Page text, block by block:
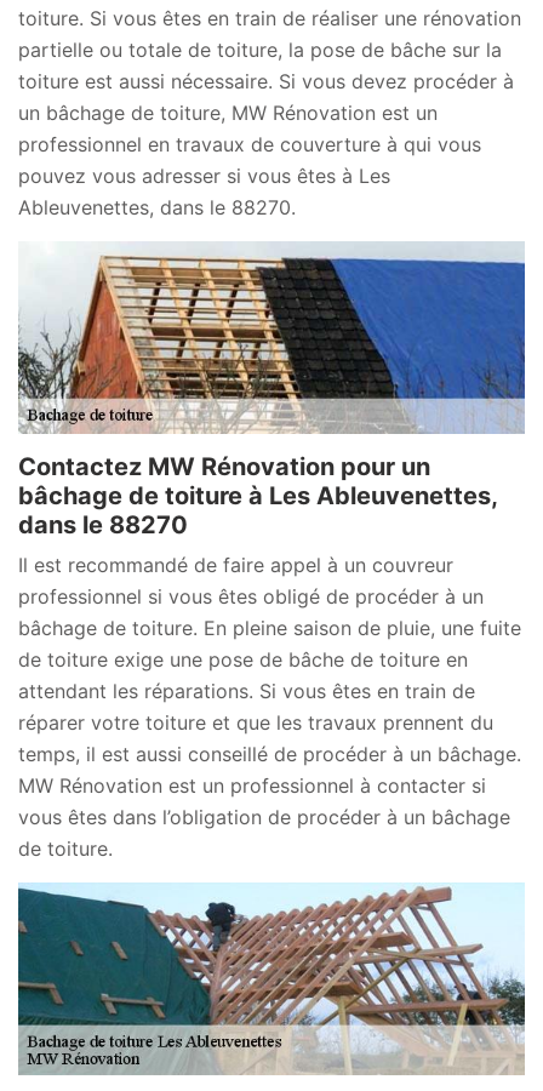
toiture. Si vous êtes en train de réaliser une rénovation
partielle ou totale de toiture, la pose de bâche sur la
toiture est aussi nécessaire. Si vous devez procéder à
un bâchage de toiture, MW Rénovation est un
professionnel en travaux de couverture à qui vous
pouvez vous adresser si vous êtes à Les
Ableuvenettes, dans le 88270.
Contactez MW Rénovation pour un
bâchage de toiture à Les Ableuvenettes,
dans le 88270
Il est recommandé de faire appel à un couvreur
professionnel si vous êtes obligé de procéder à un
bâchage de toiture. En pleine saison de pluie, une fuite
de toiture exige une pose de bâche de toiture en
attendant les réparations. Si vous êtes en train de
réparer votre toiture et que les travaux prennent du
temps, il est aussi conseillé de procéder à un bâchage.
MW Rénovation est un professionnel à contacter si
vous êtes dans l’obligation de procéder à un bâchage
de toiture.